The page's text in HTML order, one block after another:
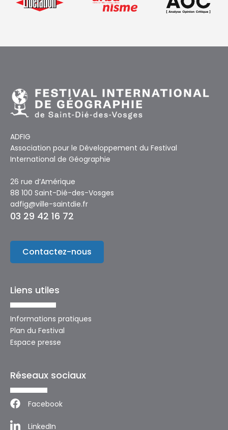
ADFIG
Association pour le Développement du Festival
International de Géographie
26 rue d’Amérique
88 100 Saint-Dié-des-Vosges
adfig@ville-saintdie.fr
03 29 42 16 72
Contactez-nous
Liens utiles
Informations pratiques
Plan du Festival
Espace presse
Réseaux sociaux
Facebook
LinkedIn